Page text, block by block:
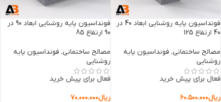
فونداسیون پایه روشنایی ابعاد 40 در
40 ارتفاع 125
مصالح ساختمانی, فونداسیون پایه
روشنایی
فعال برای پیش خرید
ریال۶۰.۵۰۰.۰۰۰
فونداسیون پایه روشنایی ابعاد 90 در
90 ارتفاع 85
مصالح ساختمانی, فونداسیون پایه
روشنایی
فعال برای پیش خرید
ریال۷۰.۰۰۰.۰۰۰